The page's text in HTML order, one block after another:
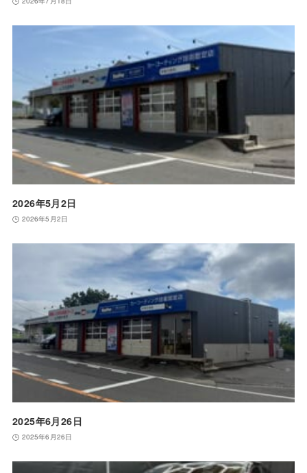
2026年5月2日
2026年5月2日
2025年6月26日
2025年6月26日